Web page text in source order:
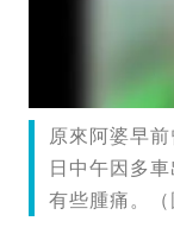
原來阿婆早
日中午因多
有些腫痛。（